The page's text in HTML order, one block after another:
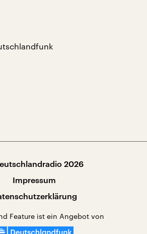
2026
Impressum
Feature ist ein Angebot von